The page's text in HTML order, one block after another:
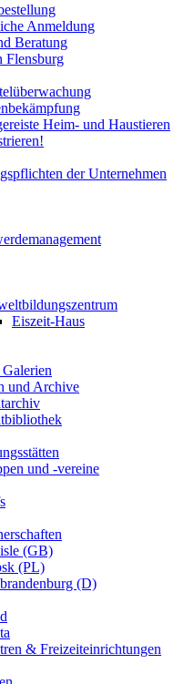
Anmeldung
Beratung
Flensburg
Heim- und Haustieren
der Unternehmen
Eiszeit-Haus
und Archive
und -vereine
(GB)
(PL)
(D)
& Freizeiteinrichtungen